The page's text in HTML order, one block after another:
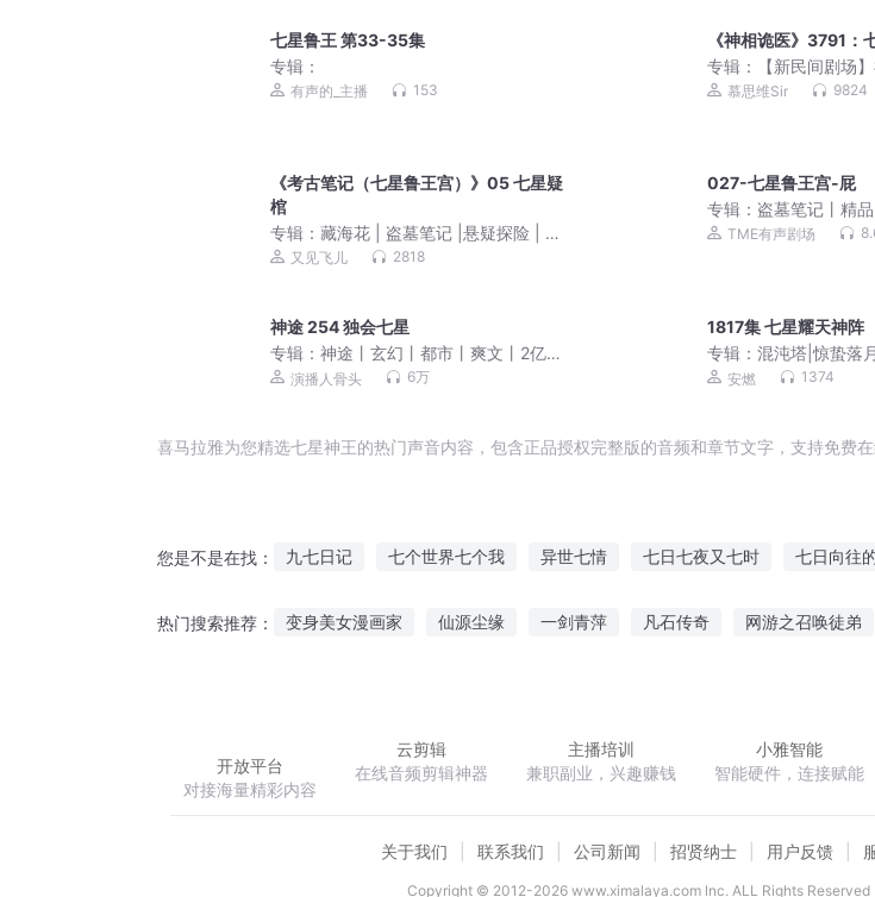
七星鲁王 第33-35集
专辑：
有声的_主播 153
《神相诡医》3791：
专辑：
【新民间剧场
第一神相|鬼故事|茅山
慕思维Sir 9824
《考古笔记（七星鲁王宫）》05 七星疑
棺
专辑： 藏海花 | 盗墓笔记 |悬疑探险 | 南
派三叔编剧
又见飞儿 2818
027-七星鲁王宫-屁
专辑： 盗墓笔记丨精
部丨苏尚卿&边江丨冠
TME有声剧场
神途 254 独会七星
专辑： 神途丨玄幻丨都市丨爽文丨2亿点
击大作丨骨头演播
演播人骨头 6万
1817集 七星耀天神阵
专辑：混沌塔|惊蛰落
玄幻ip|安燃监制
安燃 1374
喜马拉雅为您精选七星神王的热门声音内容，包含正品授权完整版的音频和章节文字，支持免费
您是不是在找： 九七日记 七个世界七个我 异世七情 七日七夜又七时 七日向往
热门搜索推荐： 变身美女漫画家 仙源尘缘 一剑青萍 凡石传奇 网游之召唤徒弟
开放平台
对接海量精彩内容
云剪辑
在线音频剪辑神器
主播培训
兼职副业，兴趣赚钱
小雅智能
智能硬件，连接赋能
关于我们 联系我们 公司新闻 招贤纳士 用户反馈
Copyright © 2012-2026www.ximalaya.com lnc. ALL Rights Reserved